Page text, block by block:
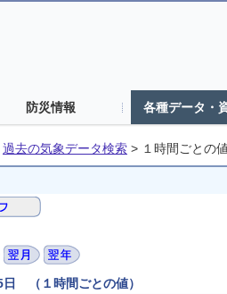
防災情報 各種データ・
過去の気象データ検索 > １時間ごとの
（１時間ごとの値）